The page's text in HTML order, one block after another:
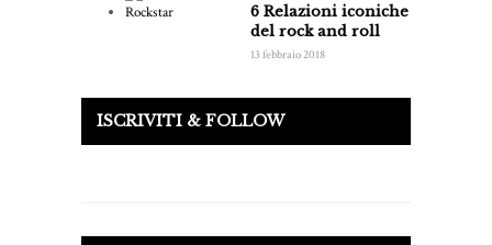
6 Relazioni iconiche
del rock and roll
13 febbraio 2018
ISCRIVITI & FOLLOW